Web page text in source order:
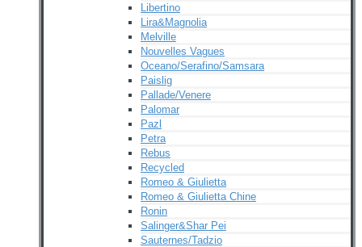
Libertino
Lira&Magnolia
Melville
Nouvelles Vagues
Oceano/Serafino/Samsara
Paislig
Pallade/Venere
Palomar
Pazl
Petra
Rebus
Recycled
Romeo & Giulietta
Romeo & Giulietta Chine
Ronin
Salinger&Shar Pei
Sauternes/Tadzio